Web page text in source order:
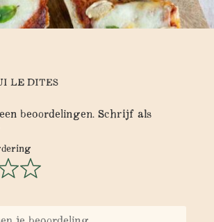
LE DITES
beoordelingen. Schrijf als